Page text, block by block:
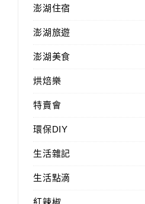
澎湖住宿
澎湖旅遊
澎湖美食
烘焙樂
特賣會
環保DIY
生活雜記
生活點滴